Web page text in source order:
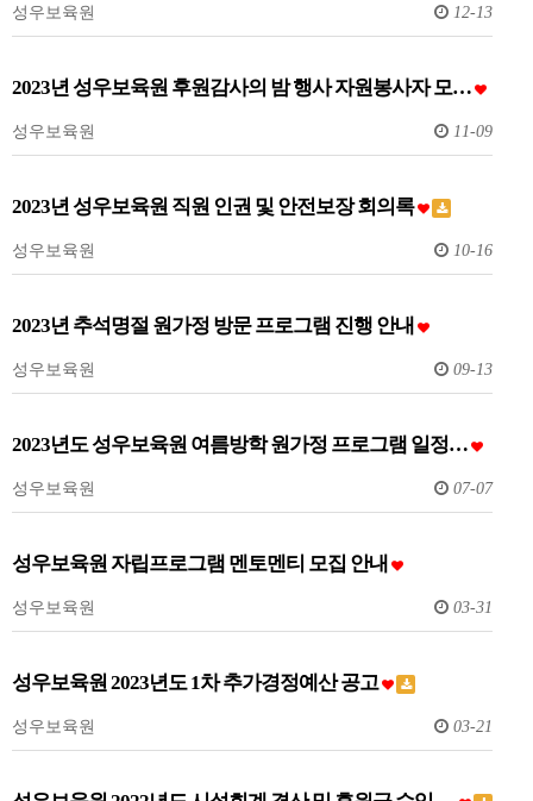
성우보육원 12-13
2023년 성우보육원 후원감사의 밤 행사 자원봉사자 모…
성우보육원 11-09
2023년 성우보육원 직원 인권 및 안전보장 회의록
성우보육원 10-16
2023년 추석명절 원가정 방문 프로그램 진행 안내
성우보육원 09-13
2023년도 성우보육원 여름방학 원가정 프로그램 일정…
성우보육원 07-07
성우보육원 자립프로그램 멘토멘티 모집 안내
성우보육원 03-31
성우보육원 2023년도 1차 추가경정예산 공고
성우보육원 03-21